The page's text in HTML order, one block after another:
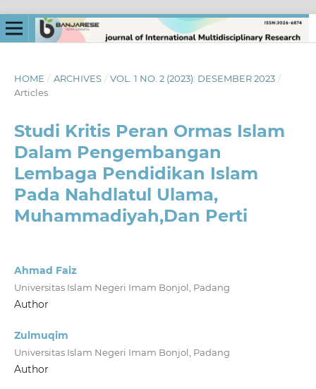
HOME / ARCHIVES / VOL. 1 NO. 2 (2023): DESEMBER 2023 /
Articles
Studi Kritis Peran Ormas Islam
Dalam Pengembangan
Lembaga Pendidikan Islam
Pada Nahdlatul Ulama,
Muhammadiyah,Dan Perti
Ahmad Faiz
Universitas Islam Negeri Imam Bonjol, Padang
Author
Zulmuqim
Universitas Islam Negeri Imam Bonjol, Padang
Author